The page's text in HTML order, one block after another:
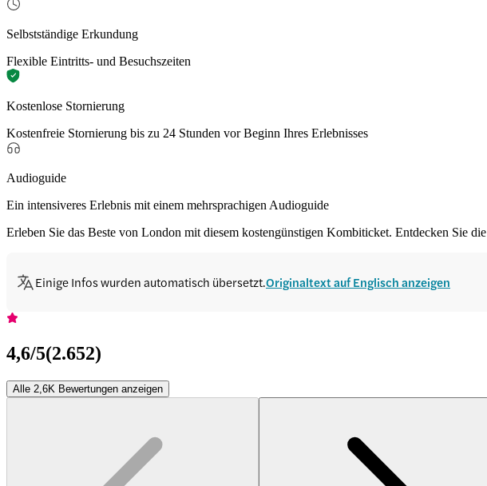
Selbstständige Erkundung
Flexible Eintritts- und Besuchszeiten
Kostenlose Stornierung
Kostenfreie Stornierung bis zu 24 Stunden vor Beginn Ihres Erlebnisses
Audioguide
Ein intensiveres Erlebnis mit einem mehrsprachigen Audioguide
Erleben Sie das Beste von London mit diesem kostengünstigen Kombiticket. Entdecken Sie
Einige Infos wurden automatisch übersetzt.Originaltext auf Englisch anzeigen
4,6/5(2.652)
Alle 2,6K Bewertungen anzeigen